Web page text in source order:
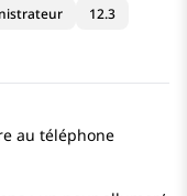
12.3
au téléphone